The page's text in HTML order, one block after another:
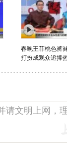
春晚王菲桃色裤
打扮成观众追捧